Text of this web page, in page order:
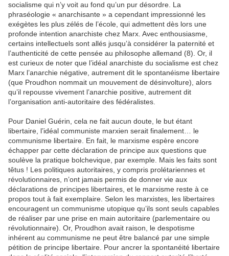
socialisme qui n’y voit au fond qu’un pur désordre. La
phraséologie « anarchisante » a cependant impressionné les
exégètes les plus zélés de l’école, qui admettent dès lors une
profonde intention anarchiste chez Marx. Avec enthousiasme,
certains intellectuels sont allés jusqu’à considérer la paternité et
l’authenticité de cette pensée au philosophe allemand (8). Or, il
est curieux de noter que l’idéal anarchiste du socialisme est chez
Marx l’anarchie négative, autrement dit le spontanéisme libertaire
(que Proudhon nommait un mouvement de désinvolture), alors
qu’il repousse vivement l’anarchie positive, autrement dit
l’organisation anti-autoritaire des fédéralistes.
Pour Daniel Guérin, cela ne fait aucun doute, le but étant
libertaire, l’idéal communiste marxien serait finalement… le
communisme libertaire. En fait, le marxisme espère encore
échapper par cette déclaration de principe aux questions que
soulève la pratique bolchevique, par exemple. Mais les faits sont
têtus ! Les politiques autoritaires, y compris prolétariennes et
révolutionnaires, n’ont jamais permis de donner vie aux
déclarations de principes libertaires, et le marxisme reste à ce
propos tout à fait exemplaire. Selon les marxistes, les libertaires
encouragent un communisme utopique qu’ils sont seuls capables
de réaliser par une prise en main autoritaire (parlementaire ou
révolutionnaire). Or, Proudhon avait raison, le despotisme
inhérent au communisme ne peut être balancé par une simple
pétition de principe libertaire. Pour ancrer la spontanéité libertaire